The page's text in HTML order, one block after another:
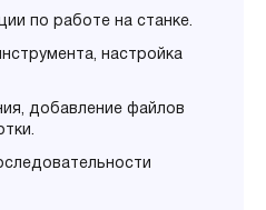
по работе на станке.
настройка
добавление файлов